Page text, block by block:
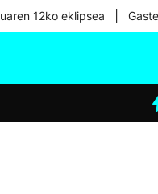
12ko eklipsea
Eguraldia